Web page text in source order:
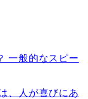
一般的なスピー
、人が喜びにあ